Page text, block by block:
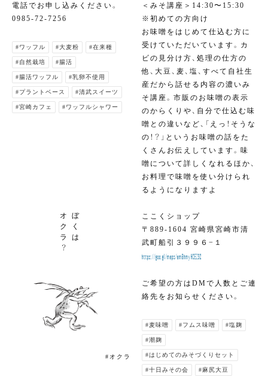
電話でお申し込みください。
0985-72-7256
#ワッフル #大麦粉 #在来種
#自然栽培 #腸活
#腸活ワッフル #乳卵不使用
#プラントベース #清武スイーツ
#宮崎カフェ #ワッフルシャワー
オ
ク
ラ
？
ぼ
く
は
#オクラ
＜みそ講座＞14:30〜15:30
※初めての方向け
お味噌をはじめて仕込む方に
受けていただいています。カ
ビの見分け方、処理の仕方の
他、大豆、麦、塩、すべて自社生
産だから話せる内容の濃いみ
そ講座。市販のお味噌の表示
のからくりや、自分で仕込む味
噌との違いなど、「えっ！そうな
の！？」というお味噌の話をた
くさんお伝えしています。味
噌について詳しくなれるほか、
お料理で味噌を使い分けられ
るようになりますよ
ここくショップ
〒889-1604 宮崎県宮崎市清
武町船引３９９６−１
https://goo.gl/maps/am6hmyHCEZ32
ご希望の方はDMで人数とご連
絡先をお知らせください。
#麦味噌 #フムス味噌 #塩麹
#潮麹
#はじめてのみそづくりセット
#十日みその会 #麻尻大豆